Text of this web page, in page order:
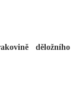
děložního